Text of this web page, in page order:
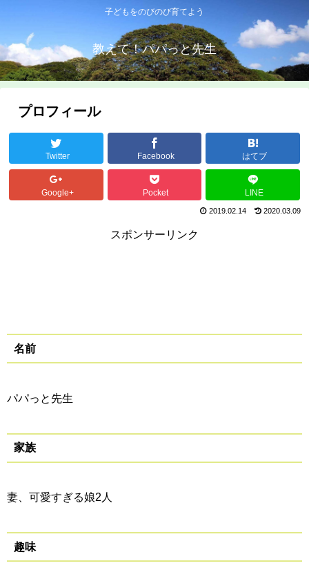
子どもをのびのび育てよう
教えて！パパっと先生
プロフィール
Twitter Facebook はてブ
Google+ Pocket LINE
2019.02.14 2020.03.09
スポンサーリンク
名前
パパっと先生
家族
妻、可愛すぎる娘2人
趣味